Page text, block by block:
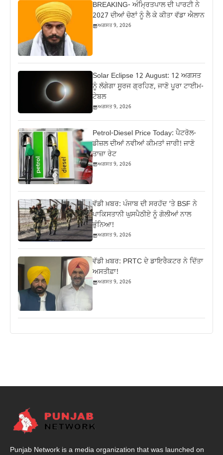
BREAKING- ਅੰਮ੍ਰਿਤਪਾਲ ਦੀ ਪਾਰਟੀ ਨੇ
2027 ਦੀਆਂ ਚੋਣਾਂ ਨੂੰ ਲੈ ਕੇ ਕੀਤਾ ਵੱਡਾ ਐਲਾਨ
ਅਗਸਤ 9, 2026
Solar Eclipse 12 August: 12 ਅਗਸਤ
ਨੂੰ ਲੱਗੇਗਾ ਸੂਰਜ ਗ੍ਰਹਿਣ, ਜਾਣੋ ਪੂਰਾ ਟਾਈਮ-
ਟੇਬਲ
ਅਗਸਤ 9, 2026
Petrol-Diesel Price Today: ਪੈਟਰੋਲ-
ਡੀਜ਼ਲ ਦੀਆਂ ਨਵੀਆਂ ਕੀਮਤਾਂ ਜਾਰੀ! ਜਾਣੋ
ਤਾਜ਼ਾ ਰੇਟ
ਅਗਸਤ 9, 2026
ਵੱਡੀ ਖ਼ਬਰ: ਪੰਜਾਬ ਦੀ ਸਰਹੱਦ ‘ਤੇ BSF ਨੇ
ਪਾਕਿਸਤਾਨੀ ਘੁਸਪੈਠੀਏ ਨੂੰ ਗੋਲੀਆਂ ਨਾਲ
ਭੁੰਨਿਆ!
ਅਗਸਤ 9, 2026
ਵੱਡੀ ਖ਼ਬਰ: PRTC ਦੇ ਡਾਇਰੈਕਟਰ ਨੇ ਦਿੱਤਾ
ਅਸਤੀਫ਼ਾ!
ਅਗਸਤ 9, 2026
Punjab Network is a media organization that was launched on